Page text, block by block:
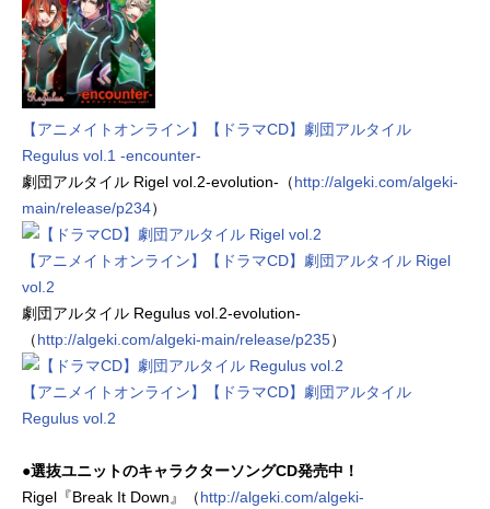
【アニメイトオンライン】【ドラマCD】劇団アルタイル
Regulus vol.1 -encounter-
劇団アルタイル Rigel vol.2-evolution-（http://algeki.com/algeki-
main/release/p234）
【アニメイトオンライン】【ドラマCD】劇団アルタイル Rigel
vol.2
劇団アルタイル Regulus vol.2-evolution-
（http://algeki.com/algeki-main/release/p235）
【アニメイトオンライン】【ドラマCD】劇団アルタイル
Regulus vol.2
●選抜ユニットのキャラクターソングCD発売中！
Rigel『Break It Down』（http://algeki.com/algeki-